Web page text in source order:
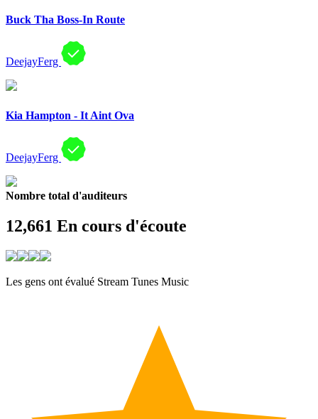
Buck Tha Boss-In Route
DeejayFerg
Kia Hampton - It Aint Ova
DeejayFerg
Nombre total d'auditeurs
12,661 En cours d'écoute
Les gens ont évalué Stream Tunes Music